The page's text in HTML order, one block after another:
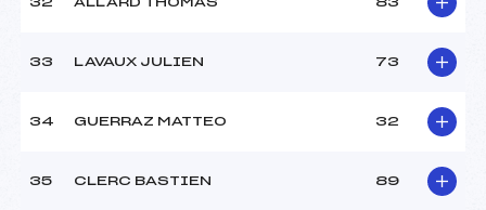
32 ALLARD THOMAS 83
33 LAVAUX JULIEN 73
34 GUERRAZ MATTEO 32
35 CLERC BASTIEN 89